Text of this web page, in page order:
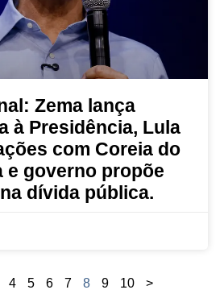
Zema lança
à Presidência, Lula
com Coreia do
e governo propõe
dívida pública.
4 5 6 7 8 9 10 >